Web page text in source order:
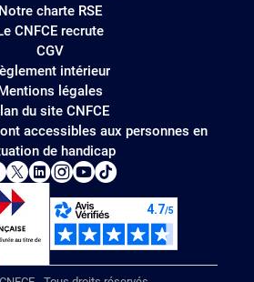
Notre charte RSE
CNFCE recrute
CGV
intérieur
légales
du site CNFCE
accessibles aux personnes en
de handicap